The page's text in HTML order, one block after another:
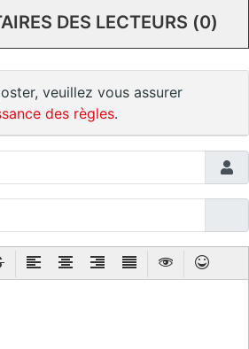
DES LECTEURS (0)
veuillez vous assurer
des règles.